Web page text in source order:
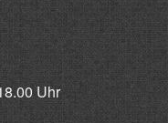
Uhr